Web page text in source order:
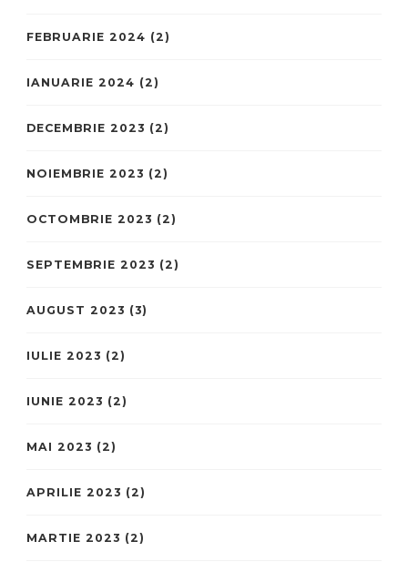
FEBRUARIE 2024 (2)
IANUARIE 2024 (2)
DECEMBRIE 2023 (2)
NOIEMBRIE 2023 (2)
OCTOMBRIE 2023 (2)
SEPTEMBRIE 2023 (2)
AUGUST 2023 (3)
IULIE 2023 (2)
IUNIE 2023 (2)
MAI 2023 (2)
APRILIE 2023 (2)
MARTIE 2023 (2)